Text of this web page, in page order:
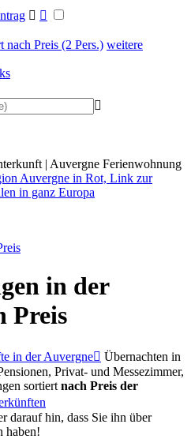
 
nach Preis (2 Pers.) weitere

| Auvergne Ferienwohnung
in der
Preis
 Übernachten in
Privat- und Messezimmer,
sortiert nach Preis der
darauf hin, dass Sie ihn über
haben!